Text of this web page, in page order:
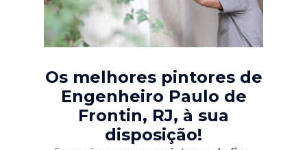
Os melhores pintores de
Engenheiro Paulo de
Frontin, RJ, à sua
disposição!